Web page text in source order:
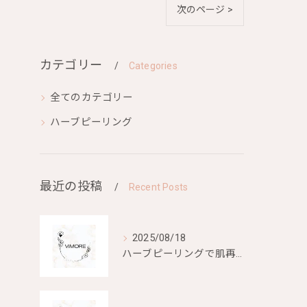
次のページ >
カテゴリー Categories
全てのカテゴリー
ハーブピーリング
最近の投稿 Recent Posts
2025/08/18
ハーブピーリングで肌再生を目指す